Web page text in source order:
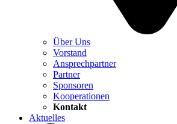
Über Uns
Vorstand
Ansprechpartner
Partner
Sponsoren
Kooperationen
Kontakt
Aktuelles